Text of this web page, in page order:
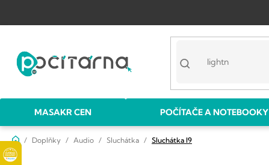
obsah
MASAKR CEN POČÍTAČE A NOTEBOOKY
DomůDoplňky Audio Sluchátka Sluchátka I9